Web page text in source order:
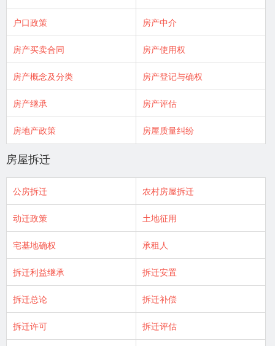
户口政策 房产中介
房产买卖合同 房产使用权
房产概念及分类 房产登记与确权
房产继承 房产评估
房地产政策 房屋质量纠纷
房屋拆迁
公房拆迁 农村房屋拆迁
动迁政策 土地征用
宅基地确权 承租人
拆迁利益继承 拆迁安置
拆迁总论 拆迁补偿
拆迁许可 拆迁评估